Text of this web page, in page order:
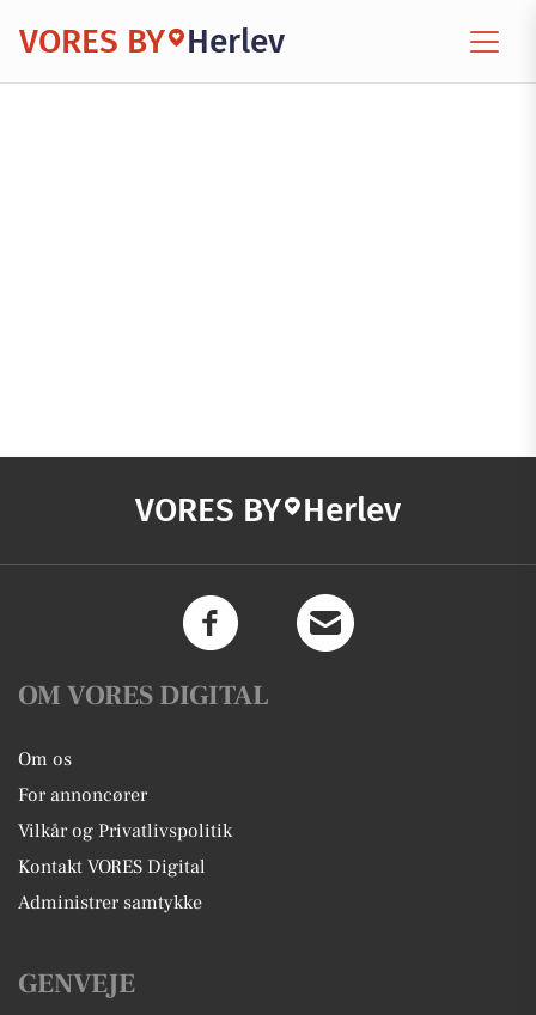
VORES BY Herlev
VORES BY Herlev
OM VORES DIGITAL
Om os
For annoncører
Vilkår og Privatlivspolitik
Kontakt VORES Digital
Administrer samtykke
GENVEJE